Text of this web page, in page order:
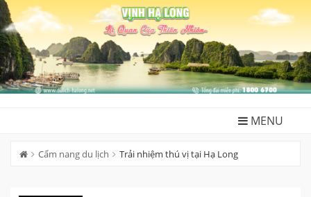
Skip
to
content
MENU
Cẩm nang du lịch Trải nhiệm thú vị tại Hạ Long